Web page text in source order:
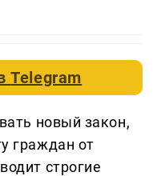
Telegram
новый закон,
граждан от
строгие